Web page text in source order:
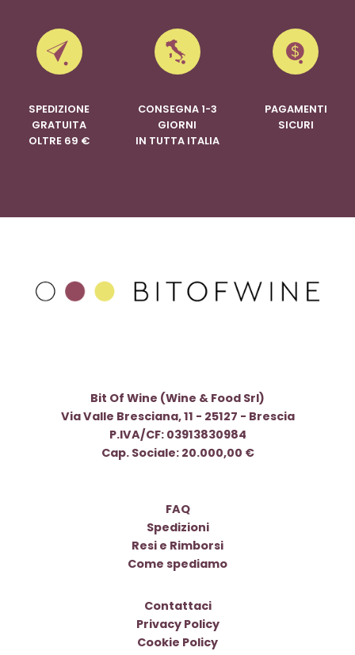
SPEDIZIONE
GRATUITA
OLTRE 69 €
CONSEGNA 1-3
GIORNI
IN TUTTA ITALIA
PAGAMENTI
SICURI
Bit Of Wine (Wine & Food Srl)
Via Valle Bresciana, 11 - 25127 - Brescia
P.IVA/CF: 03913830984
Cap. Sociale: 20.000,00 €
FAQ
Spedizioni
Resi e Rimborsi
Come spediamo
Contattaci
Privacy Policy
Cookie Policy